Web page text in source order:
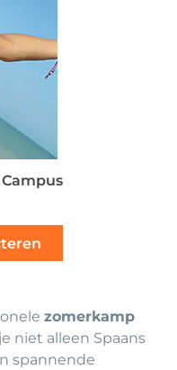
zomerkamp
niet alleen Spaans
spannende